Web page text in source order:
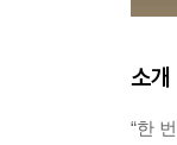
소개
“한